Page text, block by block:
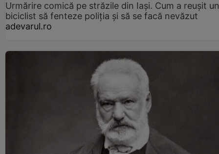
Urmărire comică pe străzile din Iași. Cum a reușit un
biciclist să fenteze poliția și să se facă nevăzut
adevarul.ro